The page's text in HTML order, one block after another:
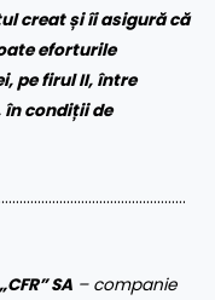
creat și îi asigură că
eforturile
pe firul II, între
în condiții de
SA – companie